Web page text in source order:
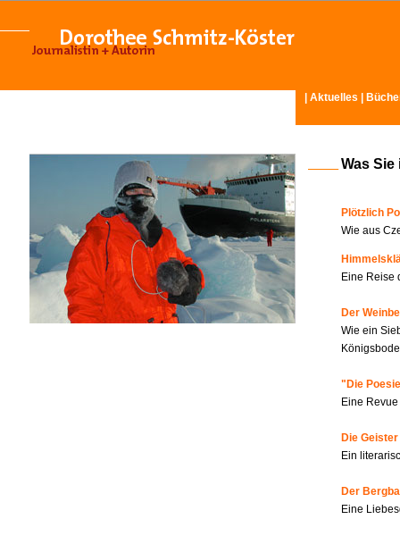
Aktuelles
Was
Plötzlich
Wie aus
Eine Reise
Der
Wie ein
"Die
Eine
Die
Ein
Der
Eine